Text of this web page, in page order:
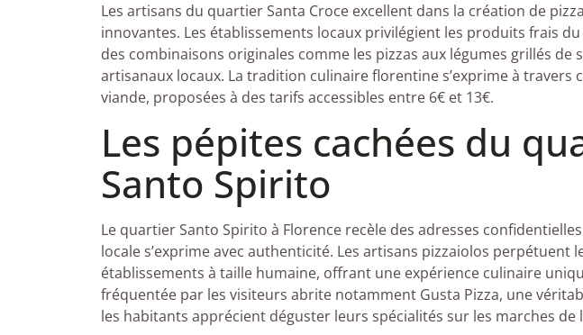
Les artisans du quartier Santa Croce excellent dans la création de
innovantes. Les établissements locaux privilégient les produits frais
des combinaisons originales comme les pizzas aux légumes grillés de
artisanaux locaux. La tradition culinaire florentine s’exprime à travers
viande, proposées à des tarifs accessibles entre 6€ et 13€.
Les pépites cachées du
Santo Spirito
Le quartier Santo Spirito à Florence recèle des adresses
locale s’exprime avec authenticité. Les artisans pizzaiolos perpétuent
établissements à taille humaine, offrant une expérience culinaire
fréquentée par les visiteurs abrite notamment Gusta Pizza, une
les habitants apprécient déguster leurs spécialités sur les marches de